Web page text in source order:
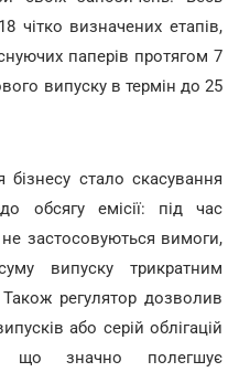
чітко визначених етапів,
паперів протягом 7
випуску в термін до 25
стало скасування
обсягу емісії: під час
не застосовуються вимоги,
випуску трикратним
регулятор дозволив
або серій облігацій
значно полегшує